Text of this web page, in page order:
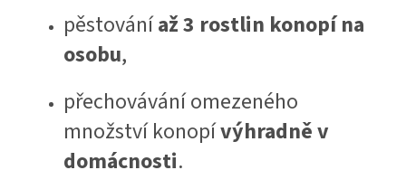
pěstováníaž 3 rostlin konopí na
osobu,
přechovávání omezeného
množství konopívýhradně v
domácnosti.